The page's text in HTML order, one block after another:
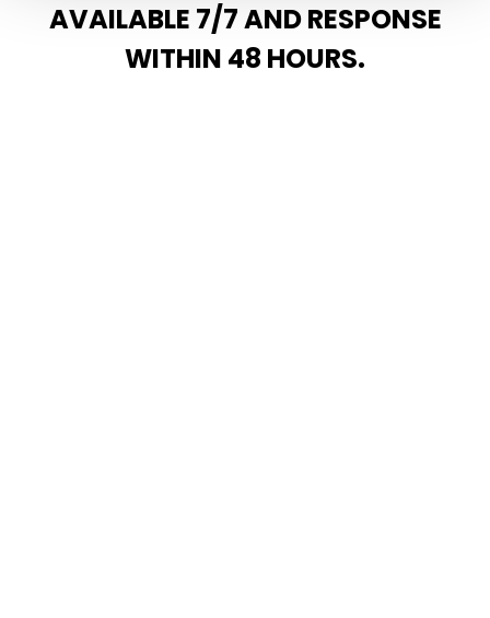
AVAILABLE 7/7 AND RESPONSE
WITHIN 48 HOURS.